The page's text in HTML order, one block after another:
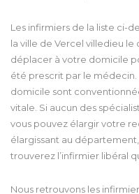
Les infirmiers de la liste ci-
la ville de Vercel villedieu
déplacer à votre domicile
été prescrit par le
domicile sont
vitale. Si aucun des
vous pouvez élargir votre
élargissant au
trouverez l’infirmier libéral
Nous retrouvons les